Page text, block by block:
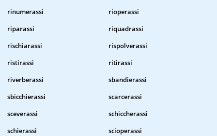
rinumerassi
rioperassi
riparassi
riquadrassi
rischiarassi
rispolverassi
ristirassi
ritirassi
riverberassi
sbandierassi
sbicchierassi
scarcerassi
sceverassi
schiccherassi
schierassi
scioperassi